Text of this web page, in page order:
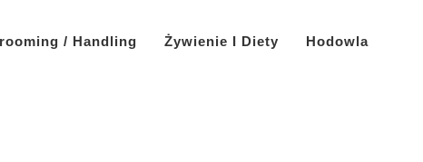
/ Handling Żywienie I Diety Hodowla